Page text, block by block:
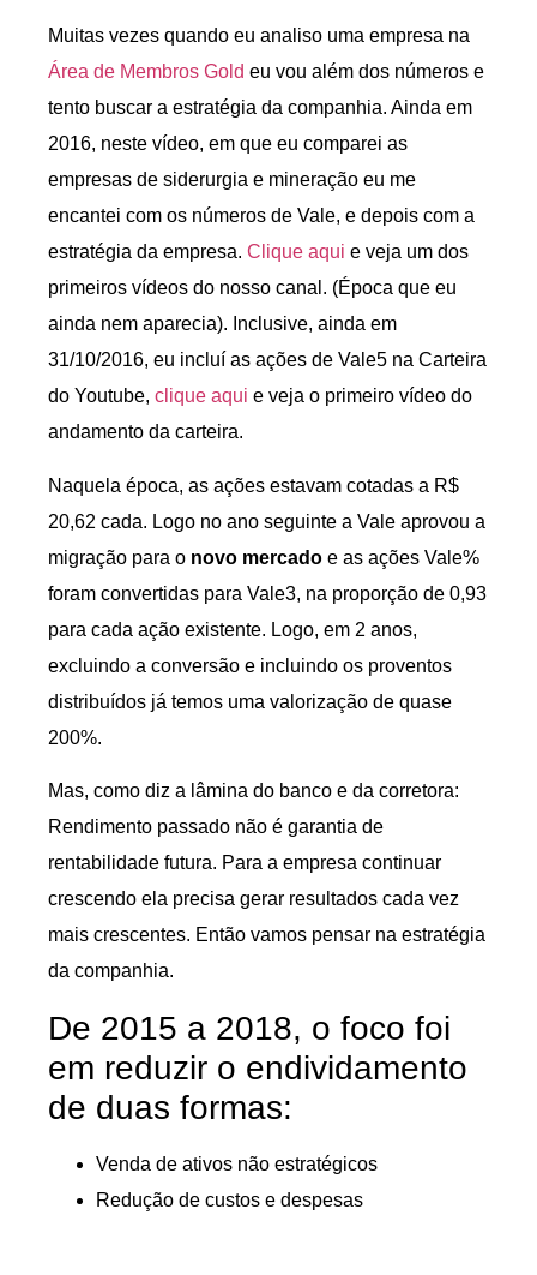
Muitas vezes quando eu analiso uma empresa na
Área de Membros Gold eu vou além dos números e
tento buscar a estratégia da companhia. Ainda em
2016, neste vídeo, em que eu comparei as
empresas de siderurgia e mineração eu me
encantei com os números de Vale, e depois com a
estratégia da empresa. Clique aqui e veja um dos
primeiros vídeos do nosso canal. (Época que eu
ainda nem aparecia). Inclusive, ainda em
31/10/2016, eu incluí as ações de Vale5 na Carteira
do Youtube, clique aqui e veja o primeiro vídeo do
andamento da carteira.
Naquela época, as ações estavam cotadas a R$
20,62 cada. Logo no ano seguinte a Vale aprovou a
migração para o novo mercado e as ações Vale%
foram convertidas para Vale3, na proporção de 0,93
para cada ação existente. Logo, em 2 anos,
excluindo a conversão e incluindo os proventos
distribuídos já temos uma valorização de quase
200%.
Mas, como diz a lâmina do banco e da corretora:
Rendimento passado não é garantia de
rentabilidade futura. Para a empresa continuar
crescendo ela precisa gerar resultados cada vez
mais crescentes. Então vamos pensar na estratégia
da companhia.
De 2015 a 2018, o foco foi
em reduzir o endividamento
de duas formas:
Venda de ativos não estratégicos
Redução de custos e despesas